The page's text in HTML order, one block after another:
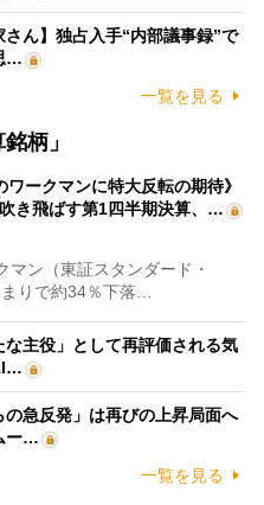
さん】独占入手“内部議事録”で
…
一覧を見る
柄」
ワークマンに特大反転の期待》
き飛ばす第1四半期決算、…
ン（東証スタンダード・
りで約34％下落…
主役」として再評価される気
急反発」は再びの上昇局面へ
ー…
一覧を見る